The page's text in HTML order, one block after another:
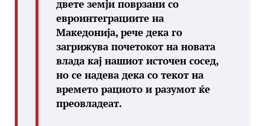
двете земји поврзани со
евроинтеграциите на
Македонија, рече дека го
загрижува почетокот на новата
влада кај нашиот источен сосед,
но се надева дека со текот на
времето рациото и разумот ќе
преовладеат.